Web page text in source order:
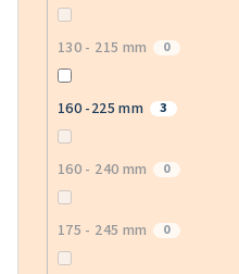
130 - 215 mm 0
160 -225 mm 3
160 - 240 mm 0
175 - 245 mm 0